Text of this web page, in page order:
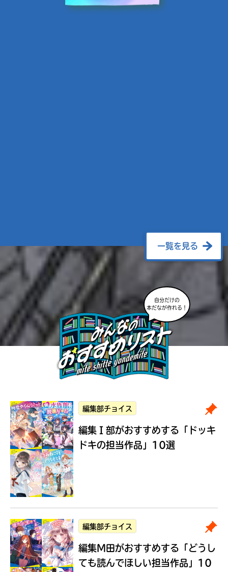
一覧を見る
自分だけの
本だなが作れる！
編集部チョイス
編集Ｉ部がおすすめする 「ドッキ
ドキの担当作品」10選
編集部チョイス
編集M田がおすすめする 「どうし
ても読んでほしい担当作品」10